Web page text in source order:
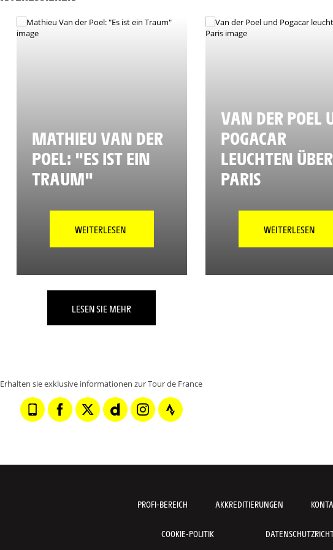
MATHIEU VAN DER
POEL: "ES IST EIN
TRAUM"
WEITERLESEN
VAN DER POEL
POGACAR
LEUCHTEN ÜBER
PARIS
WEITERLESEN
LESEN SIE MEHR
Erhalten sie exklusive informationen zur Tour de France
PROFI-BEREICH AKKREDITIERUNGEN
COOKIE-POLITIK